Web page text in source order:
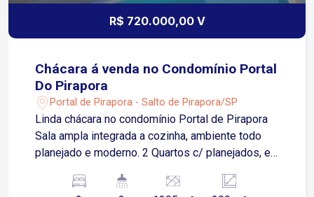
R$ 720.000,00 V
Chácara á venda no Condomínio Portal
Do Pirapora
Portal de Pirapora - Salto de Pirapora/SP
Linda chácara no condomínio Portal de Pirapora
Sala ampla integrada a cozinha, ambiente todo
planejado e moderno. 2 Quartos c/ planejados, e
varandada, c/ espaço gourmet, (com armário,